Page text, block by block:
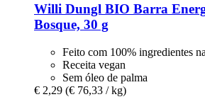
Willi Dungl BIO Barra
Bosque, 30 g
Feito com 100% ingredientes
Receita vegan
Sem óleo de palma
€ 2,29 (€ 76,33 / kg)